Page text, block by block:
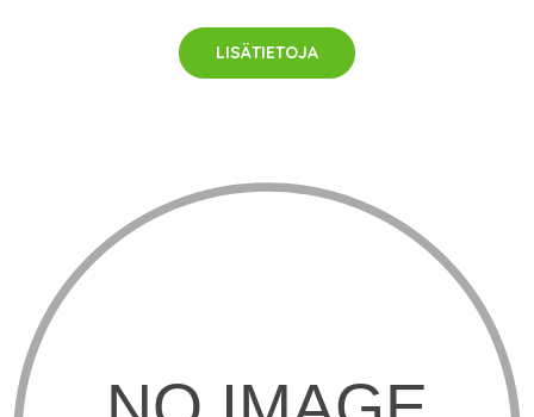
LISÄTIETOJA